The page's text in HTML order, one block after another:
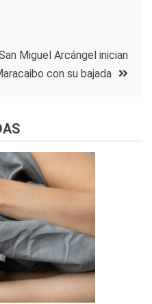
Miguel Arcángel inician
con su bajada